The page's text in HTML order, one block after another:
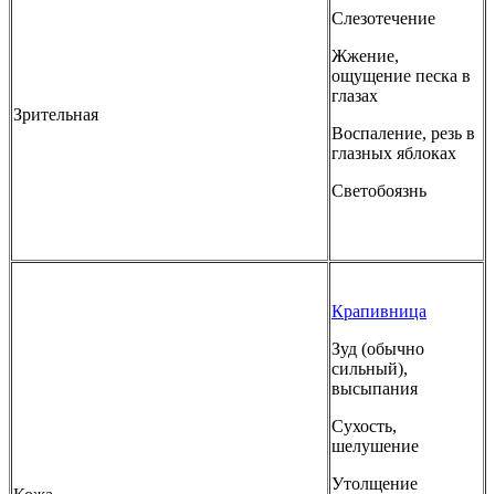
Зрительная
Слезотечение
Жжение,
ощущение песка в
глазах
Воспаление, резь в
глазных яблоках
Светобоязнь
Крапивница
Зуд (обычно
сильный),
высыпания
Сухость,
шелушение
Утолщение